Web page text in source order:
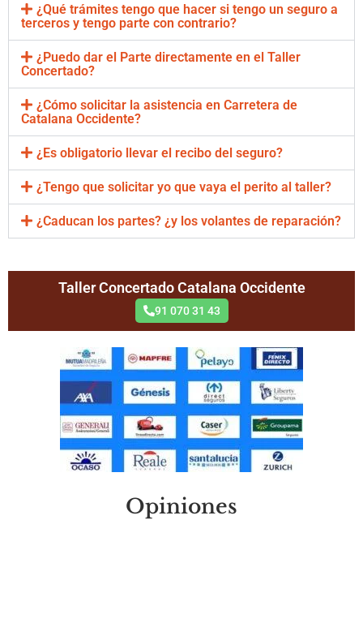
¿Qué trámites tengo que hacer si tengo un seguro a
terceros y tengo parte con contrario?
¿Puedo dar el Parte directamente en el Taller
Concertado?
¿Cómo solicitar la asistencia en Carretera de
Catalana Occidente?
¿Es obligatorio llevar el recibo del seguro?
¿Tengo que solicitar yo que vaya el perito al taller?
¿Caducan los partes? ¿y los volantes de reparación?
Taller Concertado Catalana Occidente
91 070 31 43
Opiniones